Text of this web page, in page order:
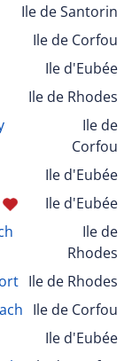
Ile de Santorin
Ile de Corfou
Ile d'Eubée
Ile de Rhodes
Ile de
Corfou
Ile d'Eubée
Ile d'Eubée
Ile de
Rhodes
Ile de Rhodes
Ile de Corfou
Ile d'Eubée